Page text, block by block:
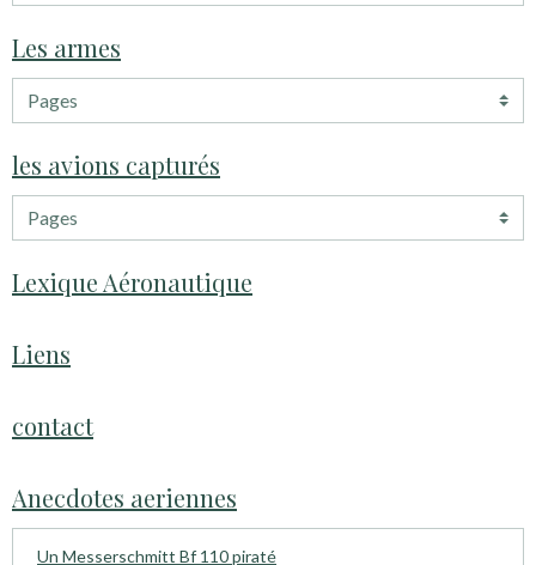
Les armes
les avions capturés
Lexique Aéronautique
Liens
contact
Anecdotes aeriennes
Un Messerschmitt Bf 110 piraté